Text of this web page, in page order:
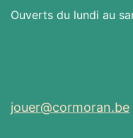
Ouverts du lundi au
jouer@cormoran.be